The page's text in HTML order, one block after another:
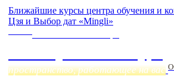
Ближайшие курсы центра обучения и
Цзя и Выбор дат «Mingli»
пространство, работающее на вас